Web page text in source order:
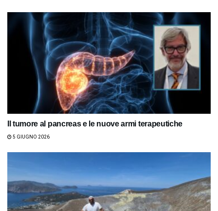
Il tumore al pancreas e le nuove armi terapeutiche
5 GIUGNO 2026